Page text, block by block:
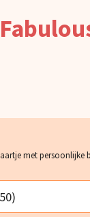
met persoonlijke